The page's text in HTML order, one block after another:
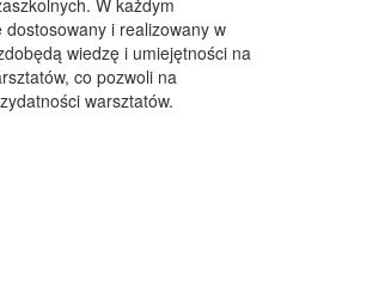
W każdym
i realizowany w
wiedzę i umiejętności na
co pozwoli na
warsztatów.